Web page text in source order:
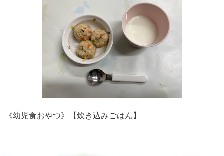
《幼児食おやつ》【炊き込みごはん】